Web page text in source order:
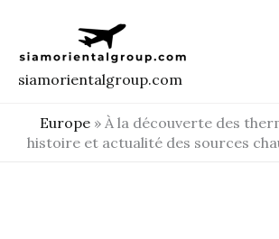
contenu
siamorientalgroup.com
Europe» À la découverte des
histoire et actualité des sources